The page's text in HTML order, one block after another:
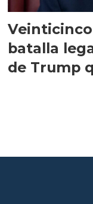
batalla
de Trump